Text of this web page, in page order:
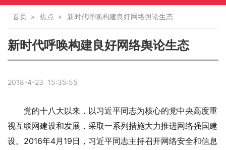
首页 焦点 新时代呼唤构建良好网络舆论生态
新时代呼唤构建良好网络舆论生态
2018-4-23 15:35:55
党的十八大以来，以习近平同志为核心的党中央高度重
视互联网建设和发展，采取一系列措施大力推进网络强国建
设。2016年4月19日，习近平同志主持召开网络安全和信息